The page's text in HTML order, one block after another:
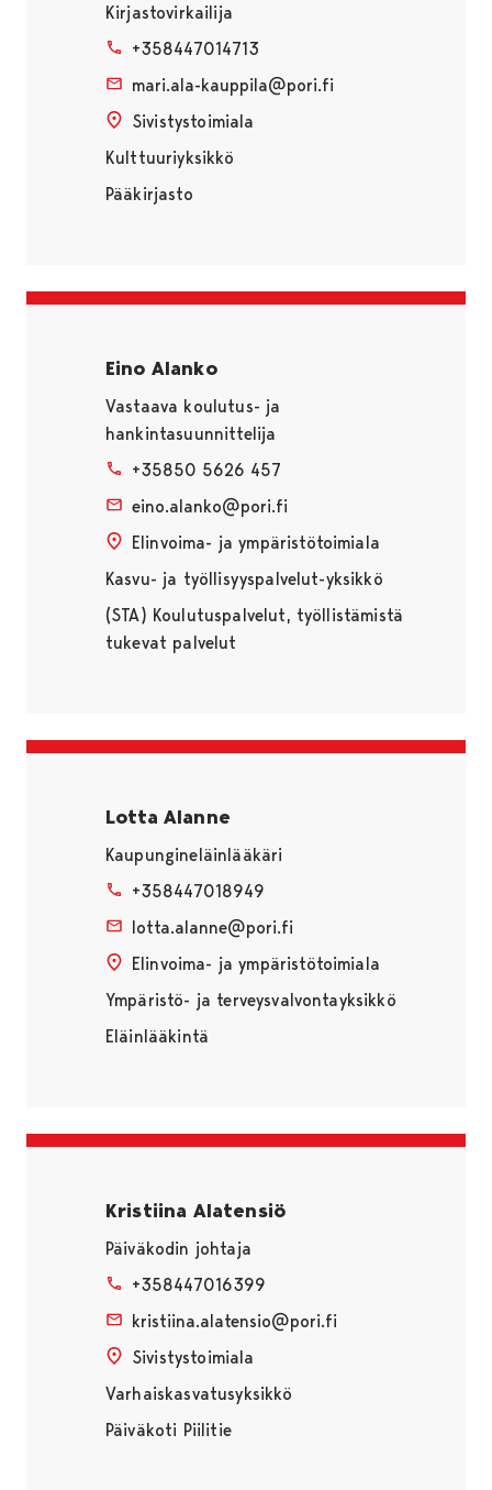
Kirjastovirkailija
+358447014713
mari.ala-kauppila@pori.fi
Sivistystoimiala
Kulttuuriyksikkö
Pääkirjasto
Eino Alanko
Vastaava koulutus- ja
hankintasuunnittelija
+35850 5626 457
eino.alanko@pori.fi
Elinvoima- ja ympäristötoimiala
Kasvu- ja työllisyyspalvelut-yksikkö
(STA) Koulutuspalvelut, työllistämistä
tukevat palvelut
Lotta Alanne
Kaupungineläinlääkäri
+358447018949
lotta.alanne@pori.fi
Elinvoima- ja ympäristötoimiala
Ympäristö- ja terveysvalvontayksikkö
Eläinlääkintä
Kristiina Alatensiö
Päiväkodin johtaja
+358447016399
kristiina.alatensio@pori.fi
Sivistystoimiala
Varhaiskasvatusyksikkö
Päiväkoti Piilitie